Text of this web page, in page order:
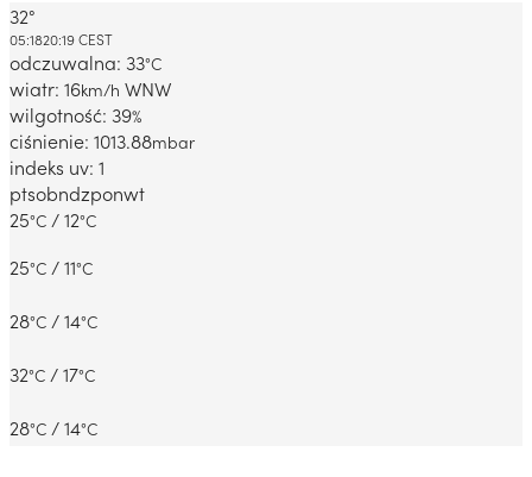
Dabrowa Gornicza, PL
32°
05:1820:19 CEST
odczuwalna: 33°C
wiatr: 16km/h WNW
wilgotność: 39%
ciśnienie: 1013.88mbar
indeks uv: 1
ptsobndzponwt
25°C / 12°C
25°C / 11°C
28°C / 14°C
32°C / 17°C
28°C / 14°C